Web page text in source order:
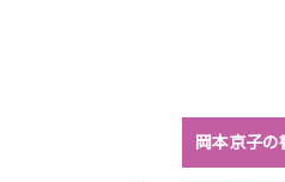
岡本京子の